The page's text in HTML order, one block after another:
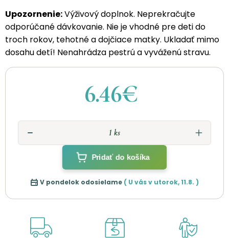
Upozornenie:Výživový doplnok. Neprekračujte
odporúčané dávkovanie. Nie je vhodné pre deti do
troch rokov, tehotné a dojčiace matky. Ukladať mimo
dosahu detí! Nenahrádza pestrú a vyváženú stravu.
6.46€
Pridať do košíka
V pondelok odosielame ( U vás v utorok,11.8. )